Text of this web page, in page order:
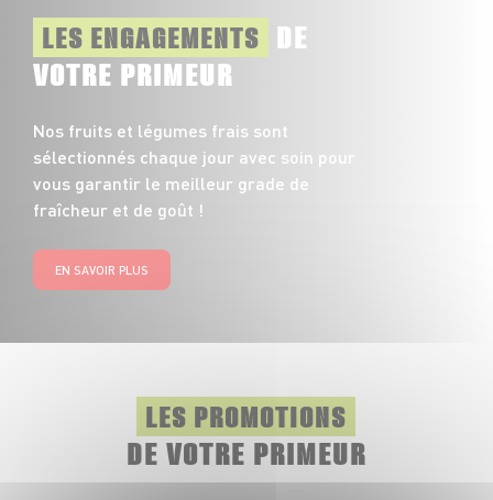
LES ENGAGEMENTS DE
VOTRE PRIMEUR
Nos fruits et légumes frais sont
sélectionnés chaque jour avec soin pour
vous garantir le meilleur grade de
fraîcheur et de goût !
EN SAVOIR PLUS
LES PROMOTIONS
DE VOTRE PRIMEUR